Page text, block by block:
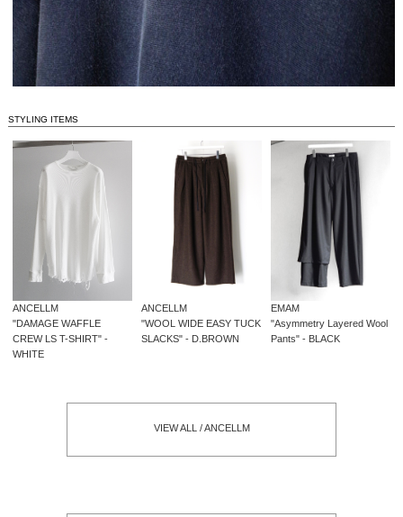
STYLING ITEMS
ANCELLM
"DAMAGE WAFFLE
CREW LS T-SHIRT" -
WHITE
ANCELLM
"WOOL WIDE EASY TUCK
SLACKS" - D.BROWN
EMAM
"Asymmetry Layered Wool
Pants" - BLACK
VIEW ALL / ANCELLM